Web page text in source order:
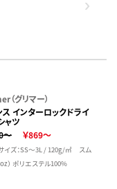
グリマー）
インターロックドライ
ャツ
～
￥869～
イズ：SS～3L / 120g/㎡ スム
） ポリエステル100%